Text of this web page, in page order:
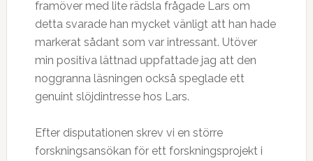
framöver med lite rädsla frågade Lars om
detta svarade han mycket vänligt att han hade
markerat sådant som var intressant. Utöver
min positiva lättnad uppfattade jag att den
noggranna läsningen också speglade ett
genuint slöjdintresse hos Lars.
Efter disputationen skrev vi en större
forskningsansökan för ett forskningsprojekt i